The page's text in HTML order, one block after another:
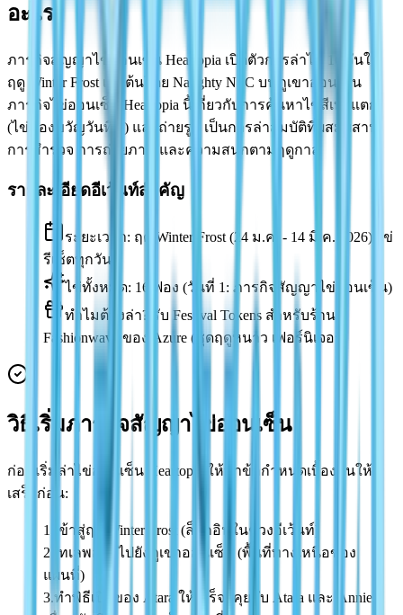
อะไร?
ภารกิจสัญญาไข่ออนเซ็น Heartopia เปิดตัวการล่าไข่ 16 วันใน
ฤดู Winter Frost เริ่มต้นโดย Naughty NPC บนภูเขาออนเซ็น
ภารกิจไข่ออนเซ็น Heartopia นี้เกี่ยวกับการค้นหาไข่สีเบจแตก
(ไข่ของขวัญวันที่ 1) และถ่ายรูป เป็นการล่าสมบัติที่ผสมผสาน
การสำรวจ การถ่ายภาพ และความสนุกตามฤดูกาล
รายละเอียดอีเว้นท์สำคัญ
ระยะเวลา: ฤดู Winter Frost (24 ม.ค. - 14 มี.ค. 2026) ไข่
รีเซ็ตทุกวัน
ไข่ทั้งหมด: 16 ฟอง (วันที่ 1: ภารกิจสัญญาไข่ออนเซ็น)
ทำไมต้องล่า? รับ Festival Tokens สำหรับร้าน
Fashionwave ของ Azure (ชุดฤดูหนาว เฟอร์นิเจอร์)
วิธีเริ่มภารกิจสัญญาไข่ออนเซ็น
ก่อนเริ่มล่าไข่ออนเซ็น Heartopia ให้ทำข้อกำหนดเบื้องต้นให้
เสร็จก่อน:
1.
เข้าสู่ฤดู Winter Frost (ล็อกอินในช่วงอีเว้นท์)
2.
เทเลพอร์ตไปยังภูเขาออนเซ็น (พื้นที่ทางเหนือของ
แผนที่)
3.ทำพิธีเปิดของ Atara ให้เสร็จ (คุยกับ Atara และ Annie